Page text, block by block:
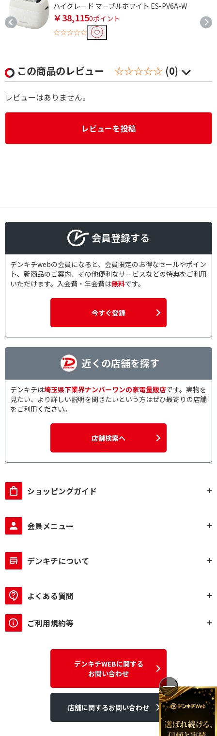
ハイグレード マーブルホワイト ES-PV6A-W
￥38,1150ポイント
☆☆☆☆☆
この商品のレビュー ☆☆☆☆☆ (0)
レビューはありません。
レビューを投稿
会員登録する
デンキチwebの会員になると、会員限定のお得なセールやポイン
ト、新商品のご案内、その他便利なサービスなどの特典をご利用
いただけます。入会費・年会費は無料です。
今すぐ登録
近くの店舗を探す
デンキチは埼玉県下業界ナンバーワンの家電量販店です。実物を
見たい、より詳しい説明を聞きたいという方はぜひ最寄りの店舗
をご利用ください。
店舗検索へ
ショッピングガイド
会員メニュー
デンキチについて
よくある質問
ご利用規約等
デンキチWEBに関する
お問い合わせ
店舗に関するお問い合わせ